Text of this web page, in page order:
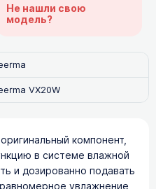
Не нашли свою
модель?
VX20W
компонент,
в системе влажной
и дозированно подавать
увлажнение